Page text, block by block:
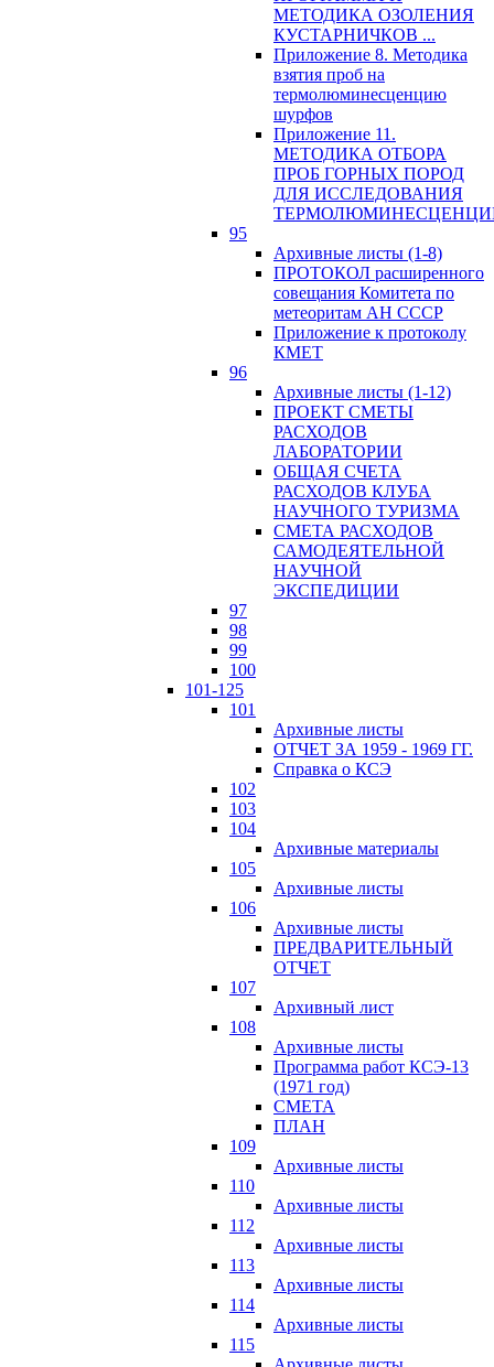
МЕТОДИКА ОЗОЛЕНИЯ
КУСТАРНИЧКОВ ...
Приложение 8. Методика
взятия проб на
термолюминесценцию
шурфов
Приложение 11.
МЕТОДИКА ОТБОРА
ПРОБ ГОРНЫХ ПОРОД
ДЛЯ ИССЛЕДОВАНИЯ
95
Архивные листы (1-8)
ПРОТОКОЛ расширенного
совещания Комитета по
метеоритам АН СССР
Приложение к протоколу
КМЕТ
96
Архивные листы (1-12)
ПРОЕКТ СМЕТЫ
РАСХОДОВ
ЛАБОРАТОРИИ
ОБЩАЯ СЧЕТА
РАСХОДОВ КЛУБА
НАУЧНОГО ТУРИЗМА
СМЕТА РАСХОДОВ
САМОДЕЯТЕЛЬНОЙ
НАУЧНОЙ
ЭКСПЕДИЦИИ
97
98
99
100
101-125
101
Архивные листы
ОТЧЕТ ЗА 1959 - 1969 ГГ.
Справка о КСЭ
102
103
104
Архивные материалы
105
Архивные листы
106
Архивные листы
ПРЕДВАРИТЕЛЬНЫЙ
ОТЧЕТ
107
Архивный лист
108
Архивные листы
Программа работ КСЭ-13
(1971 год)
СМЕTA
ПЛАН
109
Архивные листы
110
Архивные листы
112
Архивные листы
113
Архивные листы
114
Архивные листы
115